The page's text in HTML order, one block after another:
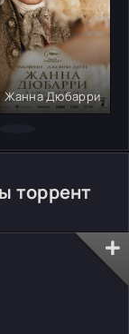
Жанна Дюбарри
торрент